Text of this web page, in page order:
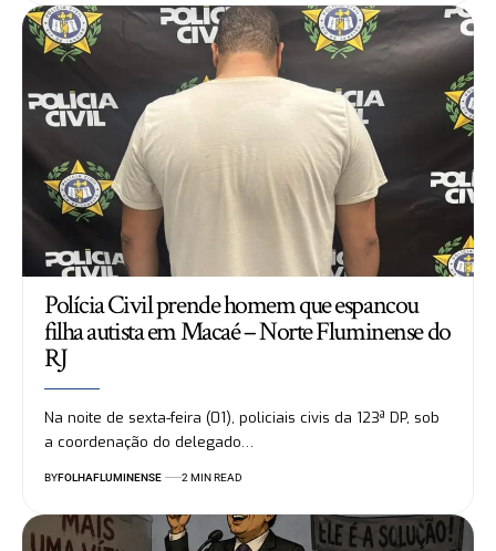
Polícia Civil prende homem que espancou
filha autista em Macaé – Norte Fluminense do
RJ
Na noite de sexta-feira (01), policiais civis da 123ª DP, sob
a coordenação do delegado…
BYFOLHAFLUMINENSE 2 MIN READ